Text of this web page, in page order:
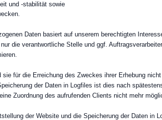
und -stabilität sowie
Daten basiert auf unserem berechtigten
die verantwortliche Stelle und ggf.
sie für die Erreichung des Zweckes ihrer Erhebung
der Daten in Logfiles ist dies nach
Zuordnung des aufrufenden Clients nicht mehr
der Website und die Speicherung der Daten